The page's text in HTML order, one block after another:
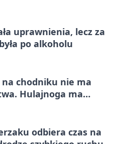
uprawnienia, lecz za
po alkoholu
na chodniku nie ma
Hulajnoga ma
odbiera czas na